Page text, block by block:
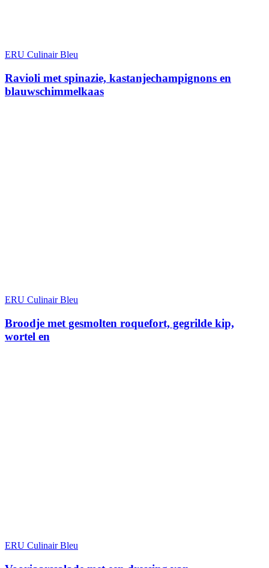
ERU Culinair Bleu
Ravioli met spinazie, kastanjechampignons en
blauwschimmelkaas
ERU Culinair Bleu
Broodje met gesmolten roquefort, gegrilde kip,
wortel en
ERU Culinair Bleu